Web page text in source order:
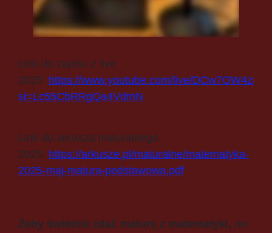
Link do zapisu z live
2025: https://www.youtube.com/live/
si=Lc55CbRRgQa4VdmN
Link do arkusza maturalnego
2025: https://arkusze.pl/maturalne/matematyka-
2025-maj-matura-podstawowa.pdf
Żeby świetnie zdać maturę z matematyki, nie